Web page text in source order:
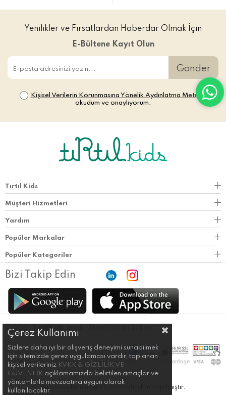
Yenilikler ve Fırsatlardan Haberdar Olmak İçin
E-Bültene Kayıt Olun
Gönder
Kişisel Verilerin Korunmasına Yönelik Aydınlatma Metni’ni
okudum ve onaylıyorum.
Tırtıl Kids
Müşteri Hizmetleri
Yardım
Popüler Markalar
Popüler Kategoriler
Bizi Takip Edin
© 2021 TirtilKids.com
Bu sitenin kurulumu tarafından yapılmıştır.
Çerez Kullanımı
Sizlere daha iyi bir alışveriş deneyimi sunabilmek
için sitemizde çerez uygulaması vardır, toplanan
kişisel verileriniz KVKK & GİZLİLİK VE
GÜVENLİK açıklamamızda belirtilen amaçlar ve
yöntemlerle mevzuatına uygun olarak
kullanılacaktır.